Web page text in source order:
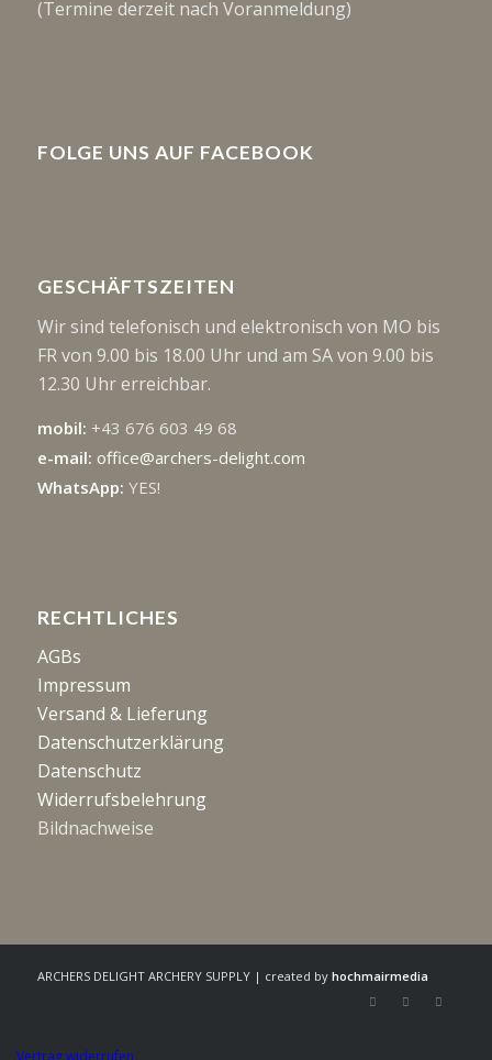
(Termine derzeit nach Voranmeldung)
FOLGE UNS AUF FACEBOOK
GESCHÄFTSZEITEN
Wir sind telefonisch und elektronisch von MO bis
FR von 9.00 bis 18.00 Uhr und am SA von 9.00 bis
12.30 Uhr erreichbar.
mobil: +43 676 603 49 68
e-mail: office@archers-delight.com
WhatsApp: YES!
RECHTLICHES
AGBs
Impressum
Versand & Lieferung
Datenschutzerklärung
Datenschutz
Widerrufsbelehrung
Bildnachweise
ARCHERS DELIGHT ARCHERY SUPPLY | created by hochmairmedia
Vertrag widerrufen